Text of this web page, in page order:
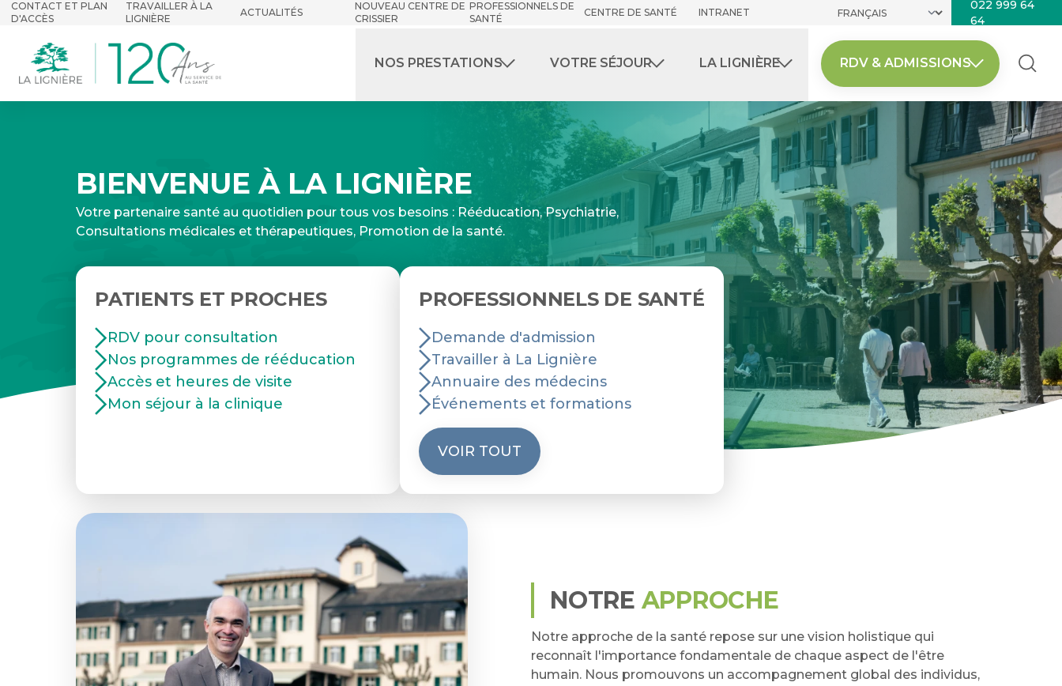
CONTACT ET PLAN
D'ACCÈS
TRAVAILLER À LA
LIGNIÈRE
ACTUALITÉS
NOUVEAU CENTRE DE
CRISSIER
PROFESSIONNELS DE
SANTÉ
CENTRE DE SANTÉ INTRANET
022 999 64
64
NOS PRESTATIONS VOTRE SÉJOUR LA LIGNIÈRE RDV & ADMISSIONS
BIENVENUE À LA LIGNIÈRE
Votre partenaire santé au quotidien pour tous vos besoins : Rééducation, Psychiatrie,
Consultations médicales et thérapeutiques, Promotion de la santé.
PATIENTS ET PROCHES
RDV pour consultation
Nos programmes de rééducation
Accès et heures de visite
Mon séjour à la clinique
PROFESSIONNELS DE SANTÉ
Demande d'admission
Travailler à La Lignière
Annuaire des médecins
Événements et formations
VOIR TOUT
NOTRE APPROCHE
Notre approche de la santé repose sur une vision holistique qui
reconnaît l'importance fondamentale de chaque aspect de l'être
humain. Nous promouvons un accompagnement global des individus,